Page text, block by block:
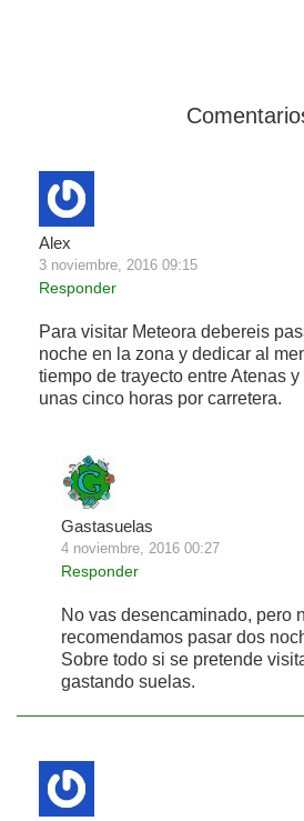
Alex
3 noviembre, 2016 09:15
Responder
Para visitar Meteora debereis
noche en la zona y dedicar al
tiempo de trayecto entre Atenas
unas cinco horas por carretera.
Gastasuelas
4 noviembre, 2016 00:27
Responder
No vas desencaminado, pero
recomendamos pasar dos
Sobre todo si se pretende
gastando suelas.